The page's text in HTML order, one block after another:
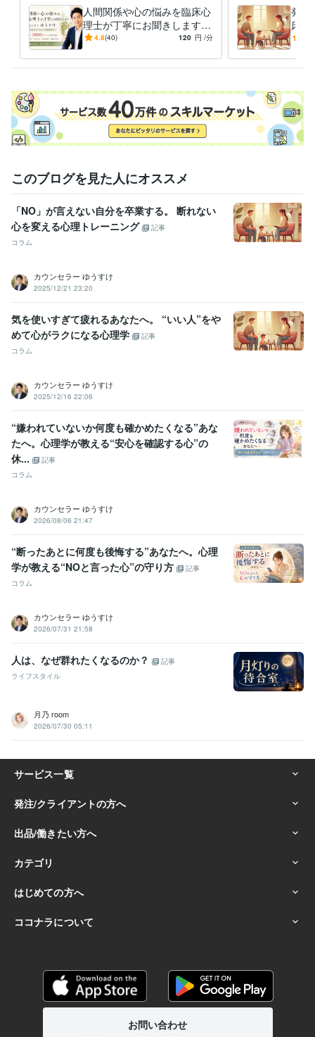
ライフスタイル・その他 / カウンセラー・コーチ 経験年数 : 16年
職歴
精神科クリニック
スクールカウンセラー 2009年3月 ~ 現在
ココナラ　レギュラーランク昇格 ココナラ　ブロンズランク昇格
コ
コナラ　プラチナランク昇格
得意分野
悩み相談・カウンセリング カウンセリング、相談
人間関係や心の悩みを臨床心
理士が丁寧にお聞きします
カウンセリング歴18年以上の
4.8(40) 120 円 /分
発達
床心
カウ
このブログを見た人にオススメ
「NO」が言えない自分を卒業する。 断れない
心を変える心理トレーニング
記事
コラム
カウンセラー ゆうすけ
2025/12/21 23:20
気を使いすぎて疲れるあなたへ。 “いい人”をや
めて心がラクになる心理学
記事
コラム
カウンセラー ゆうすけ
2025/12/16 22:06
“嫌われていないか何度も確かめたくなる”あな
たへ。心理学が教える“安心を確認する心”の
休...
記事
コラム
カウンセラー ゆうすけ
2026/08/06 21:47
“断ったあとに何度も後悔する”あなたへ。心理
学が教える“NOと言った心”の守り方
記事
コラム
カウンセラー ゆうすけ
2026/07/31 21:58
人は、なぜ群れたくなるのか？
記事
ライフスタイル
月乃 room
2026/07/30 05:11